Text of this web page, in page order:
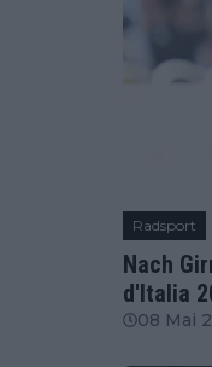
Radsport
Nach
d'Italia
08 Mai